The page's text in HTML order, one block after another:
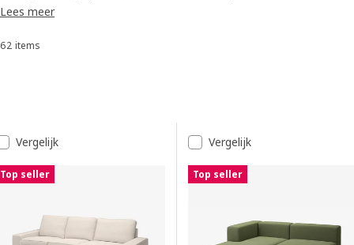
allebei lekker languit te liggen. Maar ook als je vrienden of familie op
bankhangen elke keer een feestje.
Lees meer
Sorteren en filteren
62 items
Resultatenlijst
Vergelijk
Top seller
Vergelijk
Top seller